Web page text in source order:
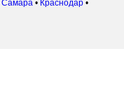
Самара• Краснодар•